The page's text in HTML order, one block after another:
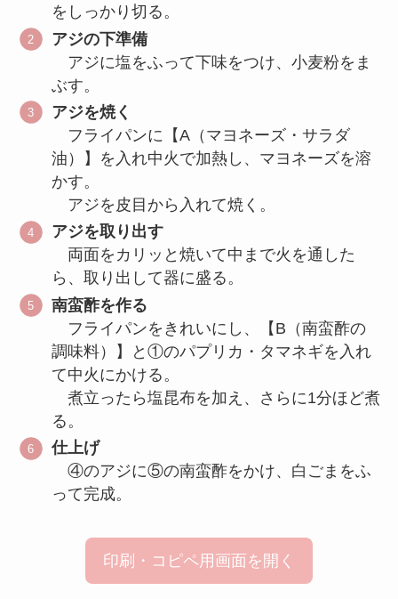
をしっかり切る。
アジの下準備
アジに塩をふって下味をつけ、小麦粉をま
ぶす。
アジを焼く
フライパンに【A（マヨネーズ・サラダ
油）】を入れ中火で加熱し、マヨネーズを溶
かす。
アジを皮目から入れて焼く。
アジを取り出す
両面をカリッと焼いて中まで火を通した
ら、取り出して器に盛る。
南蛮酢を作る
フライパンをきれいにし、【B（南蛮酢の
調味料）】と①のパプリカ・タマネギを入れ
て中火にかける。
煮立ったら塩昆布を加え、さらに1分ほど煮
る。
仕上げ
④のアジに⑤の南蛮酢をかけ、白ごまをふ
って完成。
印刷・コピペ用画面を開く